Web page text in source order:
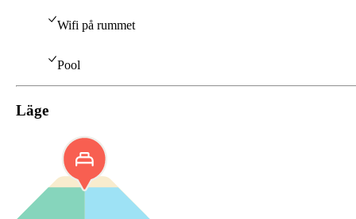
Wifi på rummet
Pool
Läge